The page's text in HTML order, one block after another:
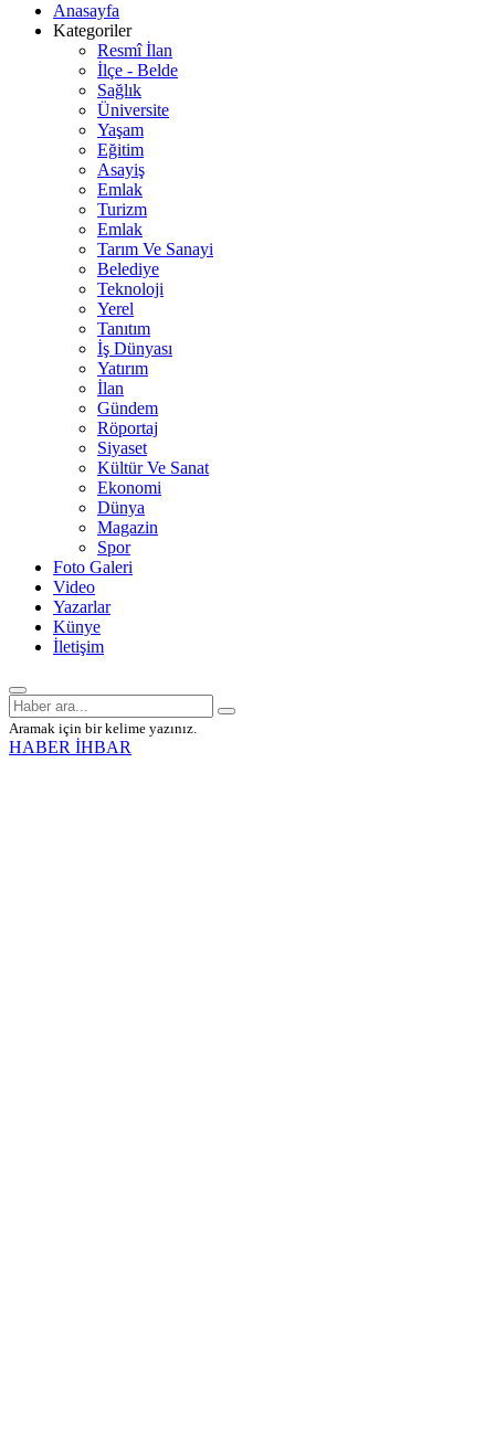
Anasayfa
Kategoriler
Resmî İlan
İlçe - Belde
Sağlık
Üniversite
Yaşam
Eğitim
Asayiş
Emlak
Turizm
Emlak
Tarım Ve Sanayi
Belediye
Teknoloji
Yerel
Tanıtım
İş Dünyası
Yatırım
İlan
Gündem
Röportaj
Siyaset
Kültür Ve Sanat
Ekonomi
Dünya
Magazin
Spor
Foto Galeri
Video
Yazarlar
Künye
İletişim
Aramak için bir kelime yazınız.
HABER İHBAR